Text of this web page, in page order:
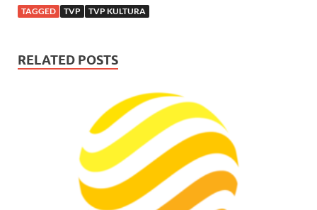
TAGGED TVP TVP KULTURA
RELATED POSTS